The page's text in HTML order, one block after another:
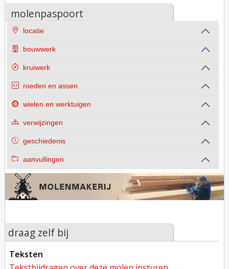
molenpaspoort
locatie
bouwwerk
kruiwerk
roeden en assen
wielen en werktuigen
verwijzingen
geschiedenis
aanvullingen
draag zelf bij
teksten